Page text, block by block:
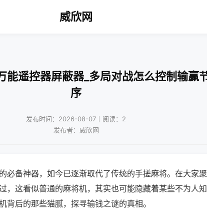
威欣网
能遥控器屏蔽器_多局对战怎么控制输赢
序
发布时间：2026-08-07｜阅读：2
发布者：威欣网
必备神器，如今已逐渐取代了传统的手搓麻将。在大家
，这看似普通的麻将机，其实也可能隐藏着某些不为人
背后的那些猫腻，探寻输钱之谜的真相。